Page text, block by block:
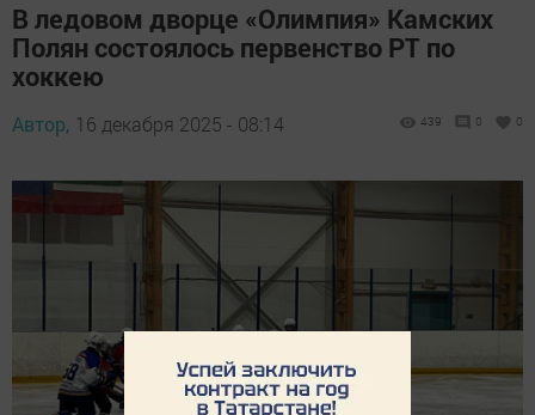
В ледовом дворце «Олимпия» Камских
Полян состоялось первенство РТ по
хоккею
Автор, 16 декабря 2025 - 08:14 439 0 0